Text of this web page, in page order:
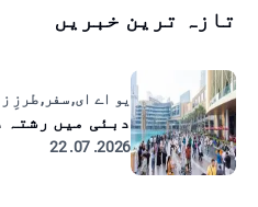
تازہ ترین خبریں
یو اے ای, سفر, طرزِ
دبئی میں رشتہ
2026. 07. 22